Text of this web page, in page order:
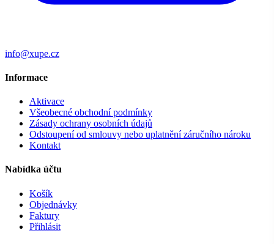
info@xupe.cz
Informace
Aktivace
Všeobecné obchodní podmínky
Zásady ochrany osobních údajů
Odstoupení od smlouvy nebo uplatnění záručního nároku
Kontakt
Nabídka účtu
Košík
Objednávky
Faktury
Přihlásit